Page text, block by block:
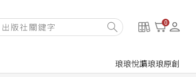
0
琅琅悅讀琅琅原創